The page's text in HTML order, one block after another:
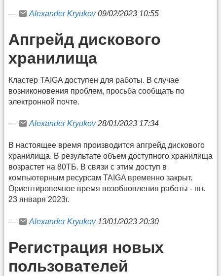
— Alexander Kryukov09/02/2023 10:55
Апгрейд дискового
хранилища
Кластер TAIGA доступен для работы. В случае
возниконовения проблем, просьба сообщать по
электронной почте.
— Alexander Kryukov28/01/2023 17:34
В настоящее время производится апгрейд дискового
хранилища. В результате объем доступного хранилища
возрастет на 80ТБ. В связи с этим доступ в
компьютерным ресурсам TAIGA временно закрыт.
Ориентировочное время возобновления работы - пн.
23 января 2023г.
— Alexander Kryukov13/01/2023 20:30
Регистрация новых
пользователей